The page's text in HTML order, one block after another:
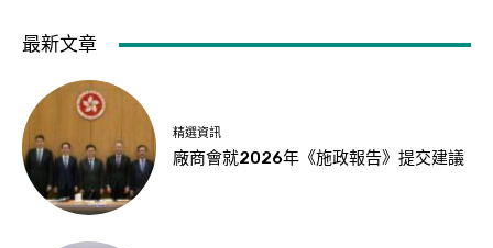
最新文章
精選資訊
廠商會就2026年《施政報告》提交建議